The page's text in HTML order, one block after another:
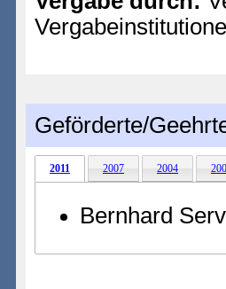
Geförderte/
2011 2007 2004
Bernhard